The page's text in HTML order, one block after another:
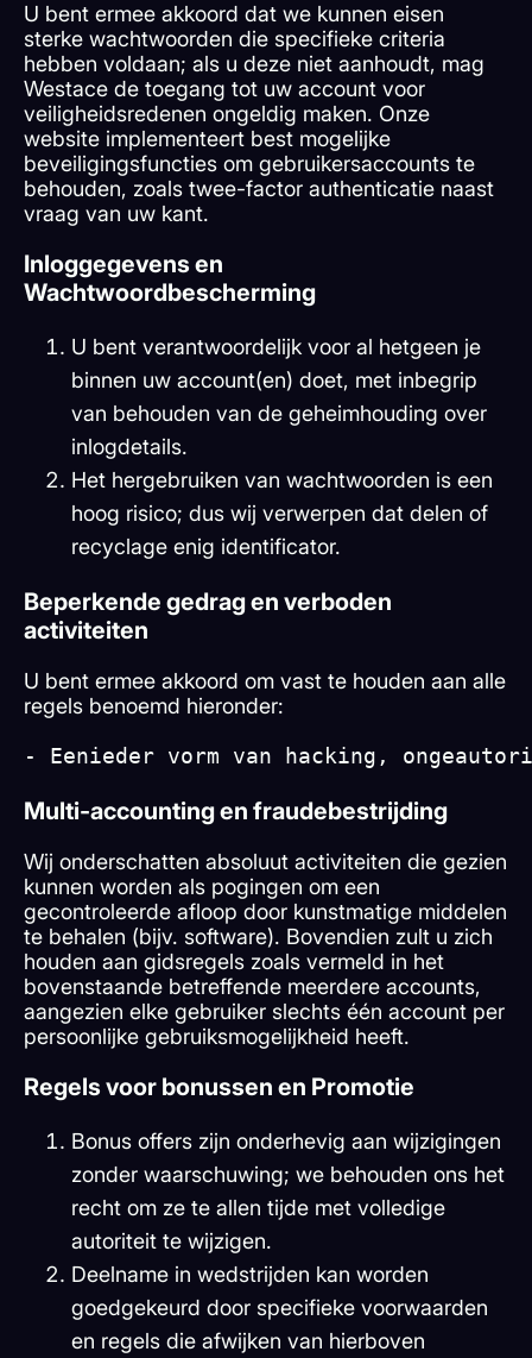
U bent ermee akkoord dat we kunnen eisen
sterke wachtwoorden die specifieke criteria
hebben voldaan; als u deze niet aanhoudt, mag
Westace de toegang tot uw account voor
veiligheidsredenen ongeldig maken. Onze
website implementeert best mogelijke
beveiligingsfuncties om gebruikersaccounts te
behouden, zoals twee-factor authenticatie naast
vraag van uw kant.
Inloggegevens en
Wachtwoordbescherming
U bent verantwoordelijk voor al hetgeen je
binnen uw account(en) doet, met inbegrip
van behouden van de geheimhouding over
inlogdetails.
Het hergebruiken van wachtwoorden is een
hoog risico; dus wij verwerpen dat delen of
recyclage enig identificator.
Beperkende gedrag en verboden
activiteiten
U bent ermee akkoord om vast te houden aan alle
regels benoemd hieronder:
- Eenieder vorm van hacking,
Multi-accounting en fraudebestrijding
Wij onderschatten absoluut activiteiten die gezien
kunnen worden als pogingen om een
gecontroleerde afloop door kunstmatige middelen
te behalen (bijv. software). Bovendien zult u zich
houden aan gidsregels zoals vermeld in het
bovenstaande betreffende meerdere accounts,
aangezien elke gebruiker slechts één account per
persoonlijke gebruiksmogelijkheid heeft.
Regels voor bonussen en Promotie
Bonus offers zijn onderhevig aan wijzigingen
zonder waarschuwing; we behouden ons het
recht om ze te allen tijde met volledige
autoriteit te wijzigen.
Deelname in wedstrijden kan worden
goedgekeurd door specifieke voorwaarden
en regels die afwijken van hierboven